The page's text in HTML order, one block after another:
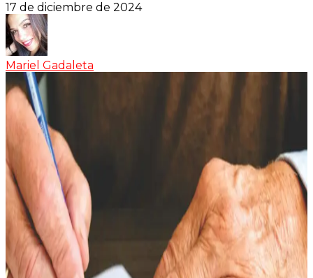
17 de diciembre de 2024
Mariel Gadaleta